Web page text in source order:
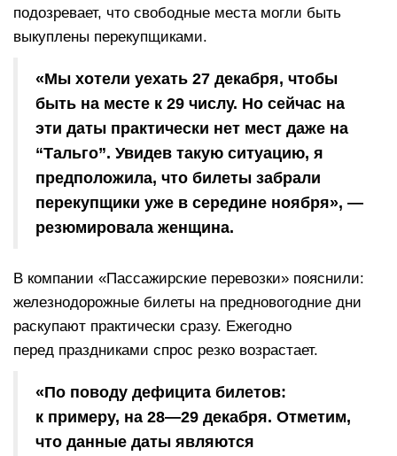
подозревает, что свободные места могли быть
выкуплены перекупщиками.
«Мы хотели уехать 27 декабря, чтобы
быть на месте к 29 числу. Но сейчас на
эти даты практически нет мест даже на
“Тальго”. Увидев такую ситуацию, я
предположила, что билеты забрали
перекупщики уже в середине ноября», —
резюмировала женщина.
В компании «Пассажирские перевозки» пояснили:
железнодорожные билеты на предновогодние дни
раскупают практически сразу. Ежегодно
перед праздниками спрос резко возрастает.
«По поводу дефицита билетов:
к примеру, на 28—29 декабря. Отметим,
что данные даты являются